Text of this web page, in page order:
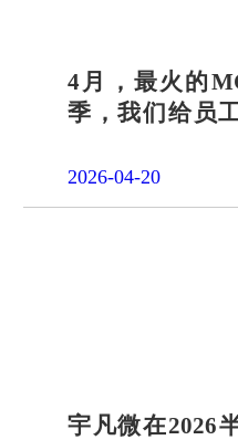
4月，最火的
季，我们给员
2026-04-20
宇凡微在2026